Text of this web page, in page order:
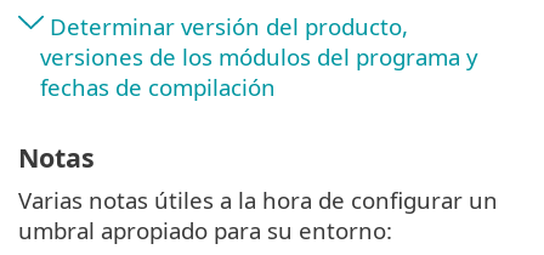
Determinar versión del producto,
versiones de los módulos del programa y
fechas de compilación
Notas
Varias notas útiles a la hora de configurar un
umbral apropiado para su entorno: